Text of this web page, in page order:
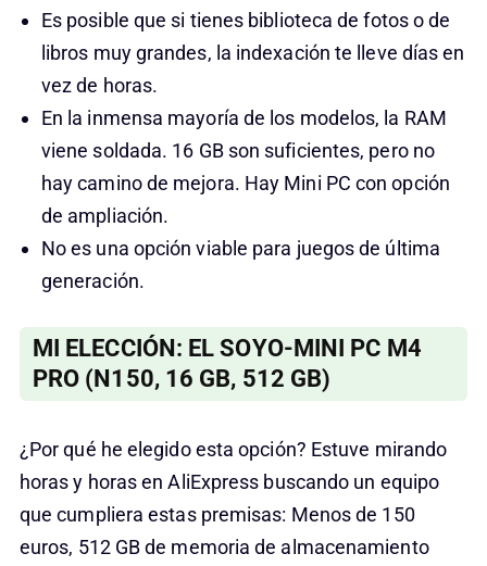
Es posible que si tienes biblioteca de fotos o de
libros muy grandes, la indexación te lleve días en
vez de horas.
En la inmensa mayoría de los modelos, la RAM
viene soldada. 16 GB son suficientes, pero no
hay camino de mejora. Hay Mini PC con opción
de ampliación.
No es una opción viable para juegos de última
generación.
MI ELECCIÓN: EL SOYO-MINI PC M4
PRO (N150, 16 GB, 512 GB)
¿Por qué he elegido esta opción? Estuve mirando
horas y horas en AliExpress buscando un equipo
que cumpliera estas premisas: Menos de 150
euros, 512 GB de memoria de almacenamiento